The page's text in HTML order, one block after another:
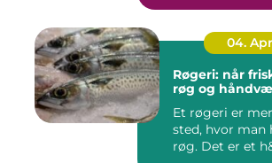
04. Apr
Røgeri: når
røg og
Et røgeri er
sted, hvor
røg. Det er et